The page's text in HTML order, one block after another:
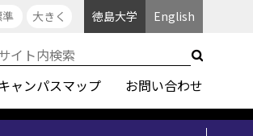
準 大きく 徳島大学 English
ャンパスマップ お問い合わせ